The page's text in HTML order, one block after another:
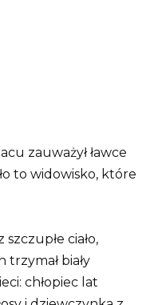
zauważył ławce
to widowisko, które
szczupłe ciało,
trzymał biały
chłopiec lat